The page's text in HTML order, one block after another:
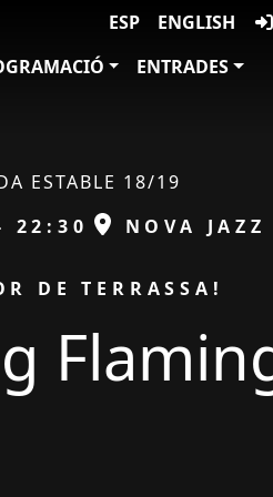
ESP
ENGLISH
ENTRADES
ESTABLE 18/19
22:30 ESPAI
NOVA JAZZ
DE TERRASSA!